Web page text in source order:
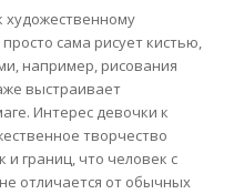
художественному
сама рисует кистью,
например, рисования
выстраивает
Интерес девочки к
творчество
и границ, что человек с
отличается от обычных